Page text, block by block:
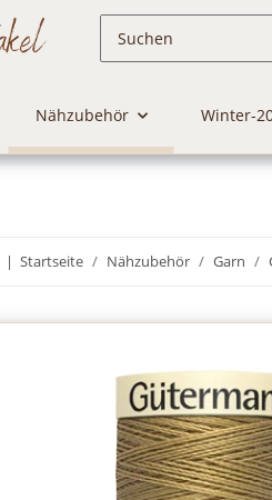
Nähzubehör Winter-
Startseite Nähzubehör Garn